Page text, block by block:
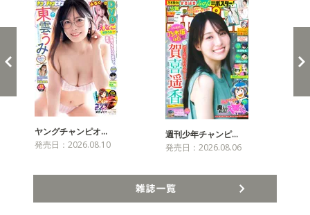
ヤングチャンピオ…
発売日：2026.08.10
週刊少年チャンピ…
発売日：2026.08.06